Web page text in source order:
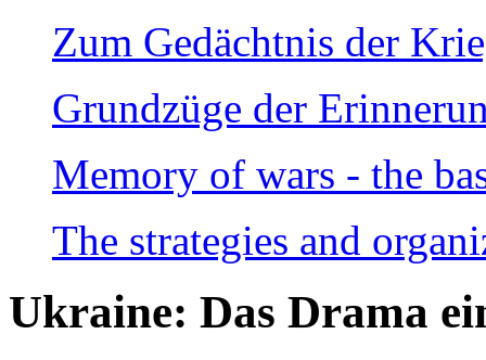
Zum Gedächtnis der
Grundzüge der
Memory of wars - the
The strategies and
Ukraine: Das Drama